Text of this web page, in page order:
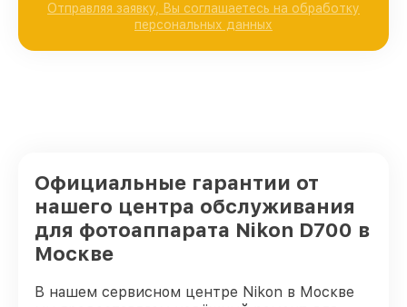
Отправляя заявку, Вы соглашаетесь на обработку
персональных данных
Официальные гарантии от
нашего центра обслуживания
для фотоаппарата Nikon D700 в
Москве
В нашем сервисном центре Nikon в Москве